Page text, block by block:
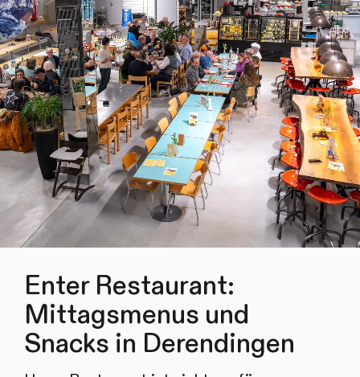
Enter Restaurant:
Mittagsmenus und
Snacks in Derendingen